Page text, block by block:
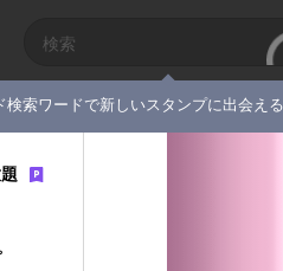
検索ワードで新しいスタンプに出会える